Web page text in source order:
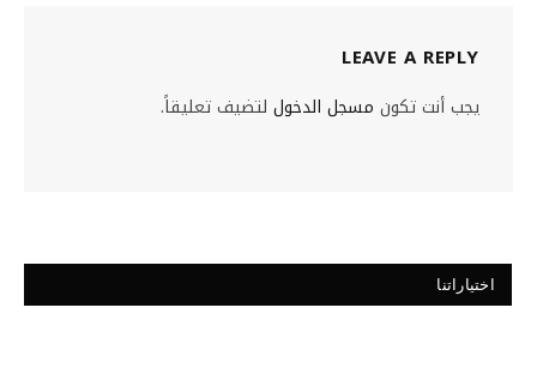
LEAVE A REPLY
يجب أنت تكون مسجل الدخول لتضيف تعليقاً.
اختياراتنا